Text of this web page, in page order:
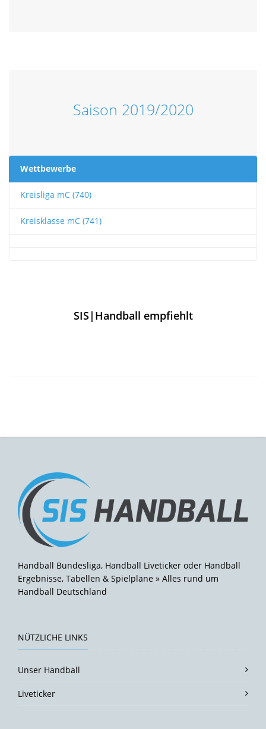
Saison 2019/2020
Wettbewerbe
Kreisliga mC (740)
Kreisklasse mC (741)
SIS|Handball empfiehlt
Handball Bundesliga, Handball Liveticker oder Handball
Ergebnisse, Tabellen & Spielpläne » Alles rund um
Handball Deutschland
NÜTZLICHE LINKS
Unser Handball
Liveticker